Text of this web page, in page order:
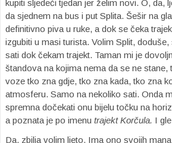
kupiti sljedeći tjedan jer želim novi. O, da,
da sjednem na bus i put Splita. Šešir na
definitivno piva u ruke, a dok se čeka
izgubiti u masi turista. Volim Split,
sati dok čekam trajekt. Taman mi je
štandova na kojima nema da se ne stane,
voze tko zna gdje, tko zna kada, tko zna
atmosferu. Samo na nekoliko sati. Onda
spremna dočekati onu bijelu točku na
a poznata je po imenu trajekt Korčula. I
Da, zbilja volim ljeto. Ima ono svojih